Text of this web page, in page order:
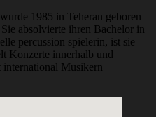
1985 in Teheran geboren
absolvierte ihren Bachelor in
percussion spielerin, ist sie
Konzerte innerhalb und
international Musikern